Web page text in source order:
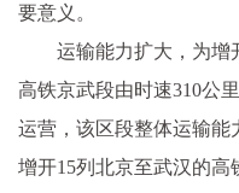
要意义。
运输能力扩大，为增
高铁京武段由时速310公
运营，该区段整体运输能
增开15列北京至武汉的高